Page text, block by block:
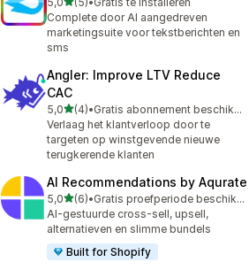
5 recensies in totaal
Complete door AI aangedreven
marketingsuite voor tekstberichten en
sms
Angler: Improve LTV Reduce
CAC
5,0van 5 sterren
(4)
4 recensies in totaal
•
Gratis abonnement beschikbaar
Verlaag het klantverloop door te
targeten op winstgevende nieuwe
terugkerende klanten
AI Recommendations by Aqurate
5,0van 5 sterren
(6)
6 recensies in totaal
•
Gratis proefperiode beschikbaar
AI-gestuurde cross-sell, upsell,
alternatieven en slimme bundels
Built for Shopify